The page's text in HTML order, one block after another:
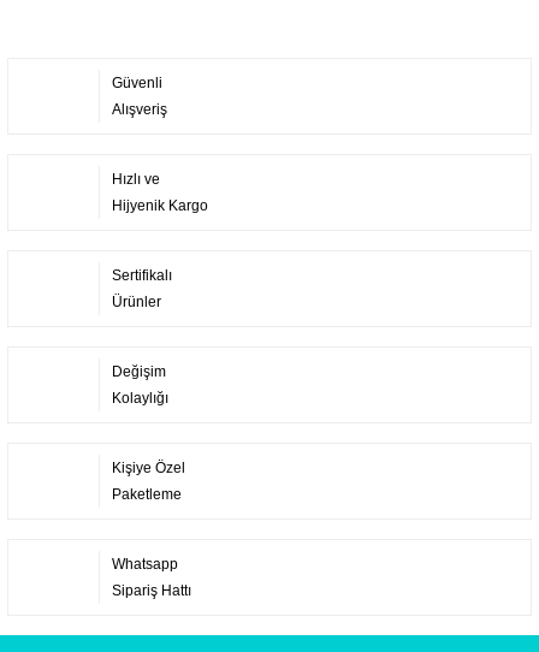
Güvenli
Alışveriş
Hızlı ve
Hijyenik Kargo
Sertifikalı
Ürünler
Değişim
Kolaylığı
Kişiye Özel
Paketleme
Whatsapp
Sipariş Hattı